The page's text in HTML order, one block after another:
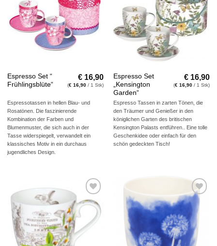
Wunschliste
Espresso Set “
Frühlingsblüte“
€ 16,90
(€ 16,90 / 1 Stk)
Espressotassen in hellen Blau- und
Rosatönen. Die faszinierende
Kombination der Farben und
Blumenmuster, die sich auch in der
Tasse widerspiegelt, verwandelt ein
klassisches Motiv in ein durchaus
jugendliches Design.
Wunschliste
Espresso Set
„Kensington
Garden“
€ 16,90
(€ 16,90 / 1 Stk)
Espresso Tassen in zarten Tönen, die
den Träumer und Genießer in den
königlichen Garten des britischen
Kensington Palasts entführen.. Eine tolle
Geschenkidee oder einfach für den
schön gedeckten Tisch!
Auf die
Wunschliste
Auf die
Wunschliste